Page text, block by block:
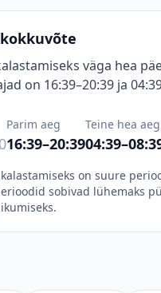
väga hea
on 16:39–20:39 ja
Parim aeg
16:39–20:39
Teine hea aeg
on suure
sobivad lühemaks